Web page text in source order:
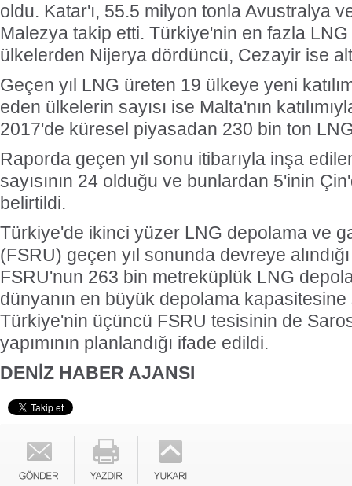
oldu. Katar'ı, 55.5 milyon tonla Avustralya
Malezya takip etti. Türkiye'nin en fazla
ülkelerden Nijerya dördüncü, Cezayir ise
Geçen yıl LNG üreten 19 ülkeye yeni
eden ülkelerin sayısı ise Malta'nın
2017'de küresel piyasadan 230 bin ton
Raporda geçen yıl sonu itibarıyla inşa
sayısının 24 olduğu ve bunlardan 5'inin
belirtildi.
Türkiye'de ikinci yüzer LNG depolama ve
(FSRU) geçen yıl sonunda devreye
FSRU'nun 263 bin metreküplük LNG
dünyanın en büyük depolama
Türkiye'nin üçüncü FSRU tesisinin de
yapımının planlandığı ifade edildi.
DENİZ HABER AJANSI